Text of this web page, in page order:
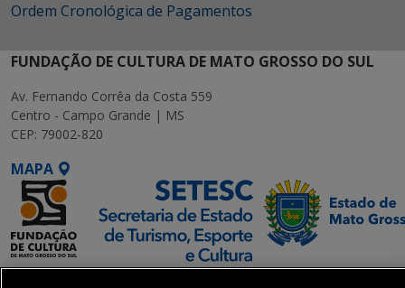
Ordem Cronológica de Pagamentos
FUNDAÇÃO DE CULTURA DE MATO GROSSO DO SUL
Av. Fernando Corrêa da Costa 559
Centro - Campo Grande | MS
CEP: 79002-820
MAPA